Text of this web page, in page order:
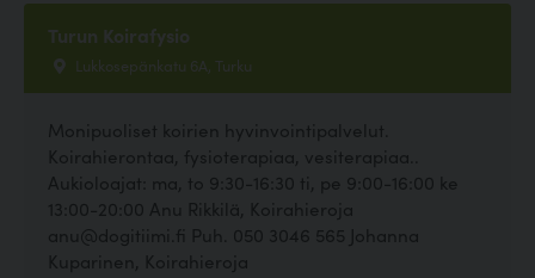
Turun Koirafysio
Lukkosepänkatu 6A, Turku
Monipuoliset koirien hyvinvointipalvelut.
Koirahierontaa, fysioterapiaa, vesiterapiaa..
Aukioloajat: ma, to 9:30-16:30 ti, pe 9:00-16:00 ke
13:00-20:00 Anu Rikkilä, Koirahieroja
anu@dogitiimi.fi Puh. 050 3046 565 Johanna
Kuparinen, Koirahieroja